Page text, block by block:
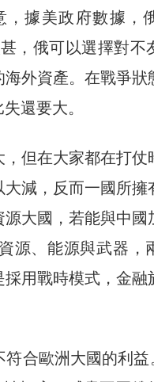
據美政府數據，
，俄可以選擇對不
外資產。在戰爭狀
還要大。
但在大家都在打仗
減，反而一國所擁
大國，若能與中國
源、能源與武器，
用戰時模式，金融
合歐洲大國的利益